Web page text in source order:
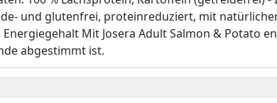
und glutenfrei, proteinreduziert, mit
Mit Josera Adult Salmon & Potato
abgestimmt ist.